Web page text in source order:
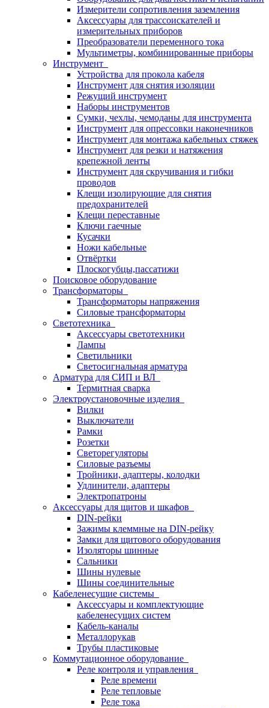
Измерители сопротивления заземления
Аксессуары для трассоискателей и
измерительных приборов
Преобразователи переменного тока
Мультиметры, комбинированные приборы
Инструмент
Устройства для прокола кабеля
Инструмент для снятия изоляции
Режущий инструмент
Наборы инструментов
Сумки, чехлы, чемоданы для инструмента
Инструмент для опрессовки наконечников
Инструмент для монтажа кабельных стяжек
Инструмент для резки и натяжения
крепежной ленты
Инструмент для скручивания и гибки
проводов
Клещи изолирующие для снятия
предохранителей
Клещи переставные
Ключи гаечные
Кусачки
Ножи кабельные
Отвёртки
Плоскогубцы,пассатижи
Поисковое оборудование
Трансформаторы
Трансформаторы напряжения
Силовые трансформаторы
Светотехника
Аксессуары светотехники
Лампы
Светильники
Светосигнальная арматура
Арматура для СИП и ВЛ
Термитная сварка
Электроустановочные изделия
Вилки
Выключатели
Рамки
Розетки
Светорегуляторы
Силовые разъемы
Тройники, адаптеры, колодки
Удлинители, адаптеры
Электропатроны
Аксессуары для щитов и шкафов
DIN-рейки
Зажимы клеммные на DIN-рейку
Замки для щитового оборудования
Изоляторы шинные
Сальники
Шины нулевые
Шины соединительные
Кабеленесущие системы
Аксессуары и комплектующие
кабеленесущих систем
Кабель-каналы
Металлорукав
Трубы пластиковые
Коммутационное оборудование
Реле контроля и управления
Реле времени
Реле тепловые
Реле тока